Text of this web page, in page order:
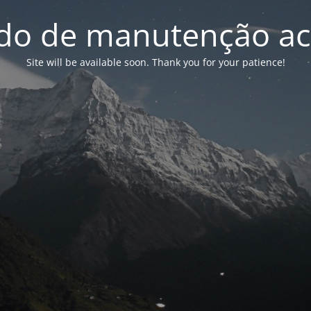
de manutenção
Site will be available soon. Thank you for your patience!